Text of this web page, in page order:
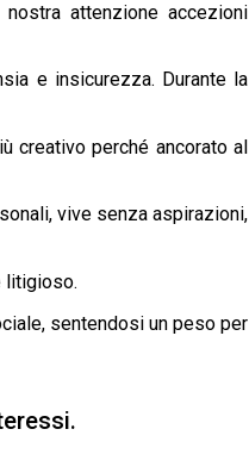
attenzione accezioni
e insicurezza. Durante la
creativo perché ancorato al
vive senza aspirazioni,
litigioso.
sentendosi un peso per